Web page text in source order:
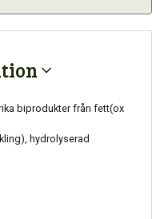
biprodukter från fett(ox
hydrolyserad